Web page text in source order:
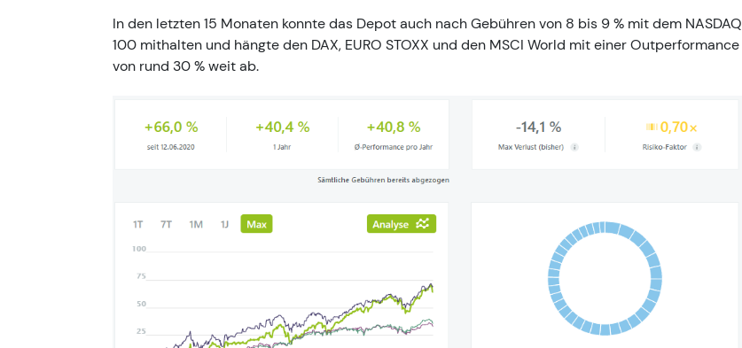
In den letzten 15 Monaten konnte das Depot auch nach Gebühren von 8 bis 9 % mit dem NASDAQ
100 mithalten und hängte den DAX, EURO STOXX und den MSCI World mit einer Outperformance
von rund 30 % weit ab.